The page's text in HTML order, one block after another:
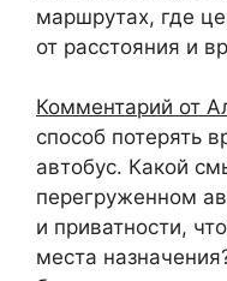
маршрутах, где
от расстояния и
Комментарий от
способ потерять
автобус. Какой
перегруженном
и приватности,
места